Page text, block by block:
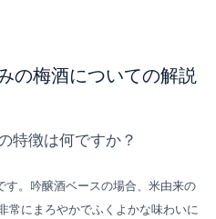
の梅酒についての解説
特徴は何ですか？
。吟醸酒ベースの場合、米由来の
常にまろやかでふくよかな味わいに